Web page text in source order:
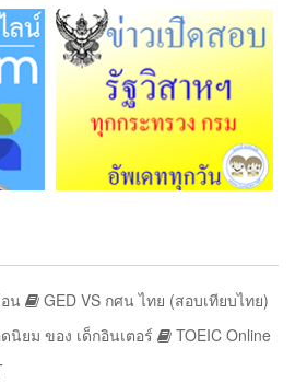
น
GED VS กศน ไทย (สอบเทียบไทย)
นิยม ของ เด็กอินเตอร์
TOEIC Online